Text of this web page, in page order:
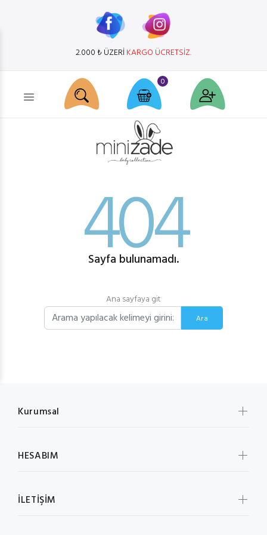
2.000 ₺ ÜZERİKARGO ÜCRETSİZ.
Ürün arama... 0
404
Sayfa bulunamadı.
Ana sayfaya git
Ara
Kurumsal
HESABIM
İLETİŞİM